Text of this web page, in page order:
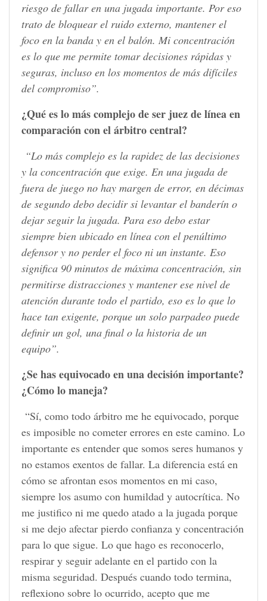
riesgo de fallar en una jugada importante. Por eso
trato de bloquear el ruido externo, mantener el
foco en la banda y en el balón. Mi concentración
es lo que me permite tomar decisiones rápidas y
seguras, incluso en los momentos de más difíciles
del compromiso”.
¿Qué es lo más complejo de ser juez de línea en
comparación con el árbitro central?
“Lo más complejo es la rapidez de las decisiones
y la concentración que exige. En una jugada de
fuera de juego no hay margen de error, en décimas
de segundo debo decidir si levantar el banderín o
dejar seguir la jugada. Para eso debo estar
siempre bien ubicado en línea con el penúltimo
defensor y no perder el foco ni un instante. Eso
significa 90 minutos de máxima concentración, sin
permitirse distracciones y mantener ese nivel de
atención durante todo el partido, eso es lo que lo
hace tan exigente, porque un solo parpadeo puede
definir un gol, una final o la historia de un
equipo”.
¿Se has equivocado en una decisión importante?
¿Cómo lo maneja?
“Sí, como todo árbitro me he equivocado, porque
es imposible no cometer errores en este camino. Lo
importante es entender que somos seres humanos y
no estamos exentos de fallar. La diferencia está en
cómo se afrontan esos momentos en mi caso,
siempre los asumo con humildad y autocrítica. No
me justifico ni me quedo atado a la jugada porque
si me dejo afectar pierdo confianza y concentración
para lo que sigue. Lo que hago es reconocerlo,
respirar y seguir adelante en el partido con la
misma seguridad. Después cuando todo termina,
reflexiono sobre lo ocurrido, acepto que me